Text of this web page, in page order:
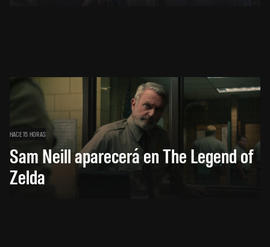
HACE 15 HORAS
Sam Neill aparecerá en The Legend of
Zelda